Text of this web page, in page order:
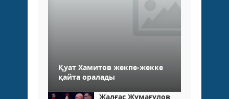
Қуат Хамитов жекпе-жекке
қайта оралады
Жалғас Жұмағұлов